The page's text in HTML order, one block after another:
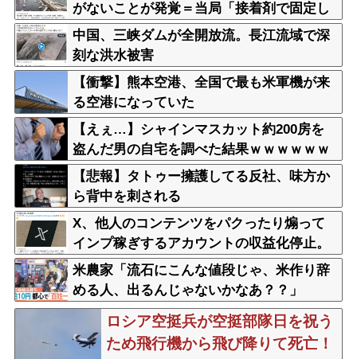
がないことが発覚＝当局「接着剤で固定し
た」
中国、三峡ダムが全開放流。長江流域で深
刻な洪水被害
【衝撃】熊本空港、全国で最も米軍機が来
る空港になっていた
【えぇ…】シャインマスカット約200房を
盗んだ男の自宅を調べた結果ｗｗｗｗｗｗ
ｗｗ
【悲報】タトゥー擁護してる反社、味方か
ら背中を刺される
X、他人のコンテンツをパクったり煽って
インプ稼ぎするアカウントの収益化停止。
今後はオリジナル重視
米農家「流石にこんな値段じゃ、米作り辞
める人、出るんじゃないかなあ？？」
ロシア空挺兵が空挺部隊日を祝う
ため飛行機から飛び降りて死亡！